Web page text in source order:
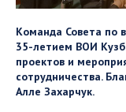
Команда Совета по
35-летием ВОИ
проектов и
сотрудничества.
Алле Захарчук.